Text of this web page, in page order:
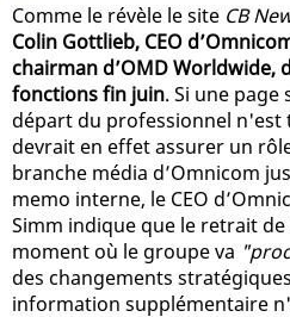
Comme le révèle le site CB
Colin Gottlieb, CEO
chairman d’OMD Worldwide,
fonctions fin juin. Si une
départ du professionnel n'est
devrait en effet assurer un
branche média d’Omnicom
memo interne, le CEO
Simm indique que le retrait
moment où le groupe va
des changements
information supplémentaire